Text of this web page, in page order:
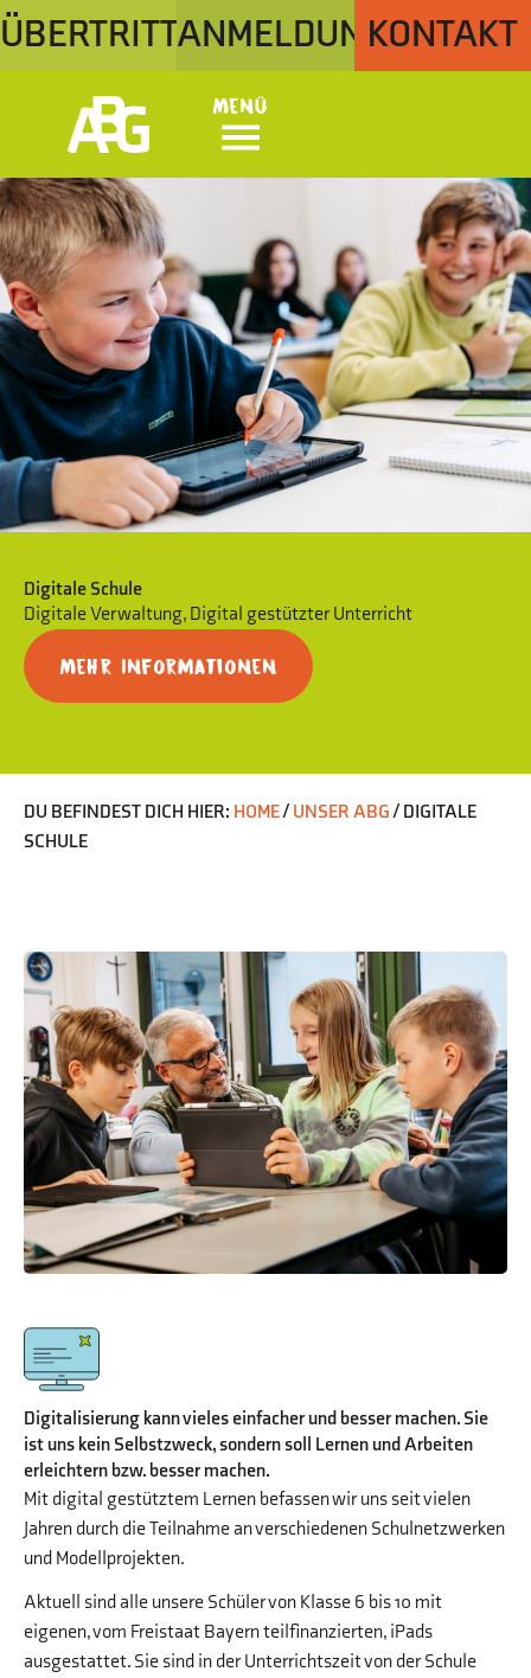
ÜBERTRITTANMELDUNGKONTAKT
Menü
Digitale Schule
Digitale Verwaltung, Digital gestützter Unterricht
Mehr Informationen
DU BEFINDEST DICH HIER: HOME/ UNSER ABG/ DIGITALE
SCHULE
Digitalisierung kann vieles einfacher und besser machen. Sie
ist uns kein Selbstzweck, sondern soll Lernen und Arbeiten
erleichtern bzw. besser machen.
Mit digital gestütztem Lernen befassen wir uns seit vielen
Jahren durch die Teilnahme an verschiedenen Schulnetzwerken
und Modellprojekten.
Aktuell sind alle unsere Schüler von Klasse 6 bis 10 mit
eigenen, vom Freistaat Bayern teilfinanzierten, iPads
ausgestattet. Sie sind in der Unterrichtszeit von der Schule